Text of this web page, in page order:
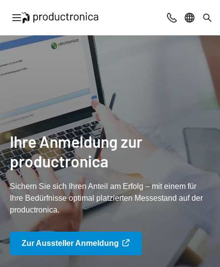
Navigation öffnen Beratung &
Sprache
Ihre Anmeldung zur
productronica
Sichern Sie sich Ihren Anteil am Erfolg – mit einem für
Ihre Bedürfnisse optimal platzierten Messestand auf der
productronica.
Zur Aussteller Anmeldung